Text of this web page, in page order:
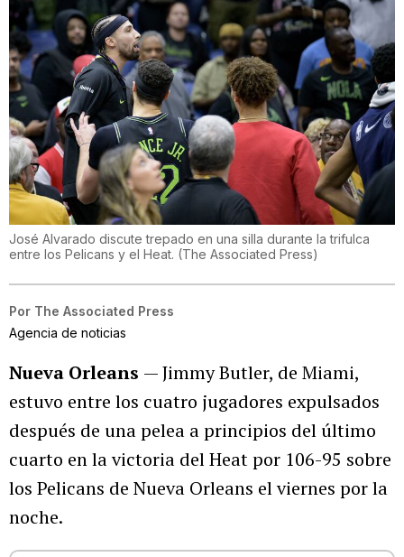
José Alvarado discute trepado en una silla durante la trifulca
entre los Pelicans y el Heat. (The Associated Press)
Por The Associated Press
Agencia de noticias
Nueva Orleans — Jimmy Butler, de Miami,
estuvo entre los cuatro jugadores expulsados
después de una pelea a principios del último
cuarto en la victoria del Heat por 106-95 sobre
los Pelicans de Nueva Orleans el viernes por la
noche.